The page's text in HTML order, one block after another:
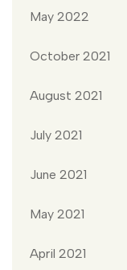
May 2022
October 2021
August 2021
July 2021
June 2021
May 2021
April 2021